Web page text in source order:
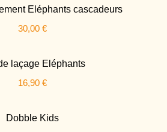
Eléphants cascadeurs
30,00 €
laçage Eléphants
16,90 €
Dobble Kids